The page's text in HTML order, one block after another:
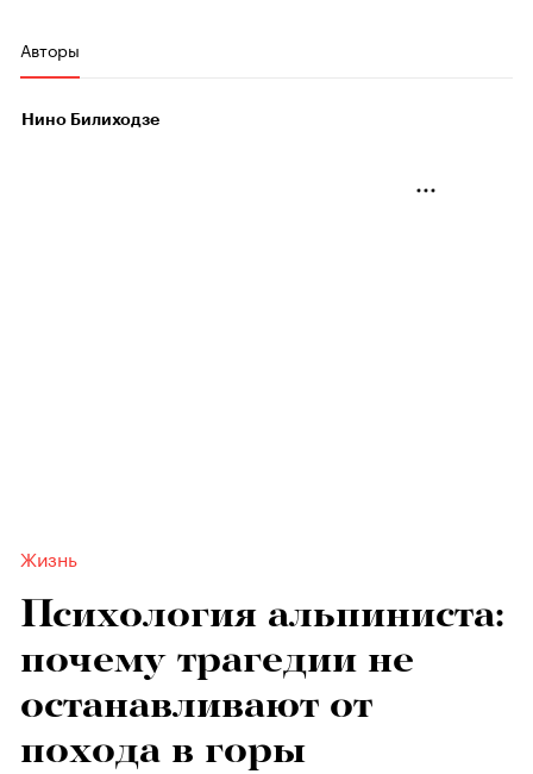
Авторы
Нино Билиходзе
Жизнь
Психология альпиниста:
почему трагедии не
останавливают от
похода в горы